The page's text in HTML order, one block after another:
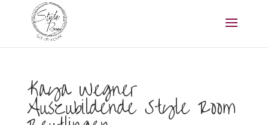
Kaya Wegner
Auszubildende Style Room